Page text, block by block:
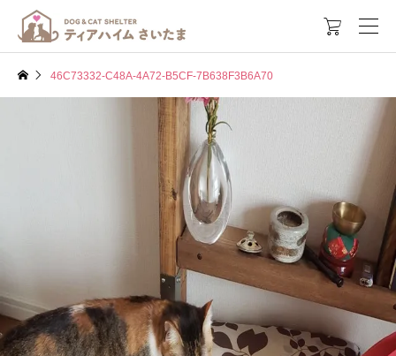

46C73332-C48A-4A72-B5CF-7B638F3B6A70